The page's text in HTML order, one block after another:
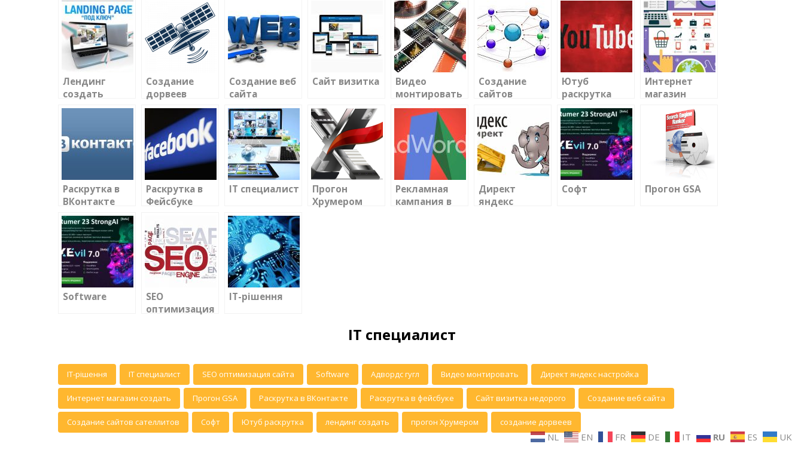
Лендинг
создать
Создание
дорвеев
Создание веб
сайта
Сайт визитка
Видео
монтировать
Создание
сайтов
Ютуб
раскрутка
Интернет
магазин
Раскрутка в
ВКонтакте
Раскрутка в
Фейсбуке
IT специалист
Прогон
Хрумером
Рекламная
кампания в
Директ
яндекс
Софт Прогон GSA
Software
SEO
оптимизация
IT-рішення
IT специалист
IT-рішення IT специалист SEO оптимизация сайта Software Адвордс гугл Видео монтировать Директ яндекс настройка
Интернет магазин создать Прогон GSA Раскрутка в ВКонтакте Раскрутка в фейсбуке Сайт визитка недорого Создание веб сайта
Создание сайтов сателлитов Софт Ютуб раскрутка лендинг создать прогон Хрумером создание дорвеев
NL EN FR DE IT RU ES UK